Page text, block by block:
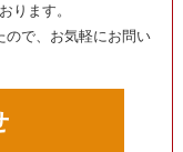
ります。
ので、お気軽にお問い